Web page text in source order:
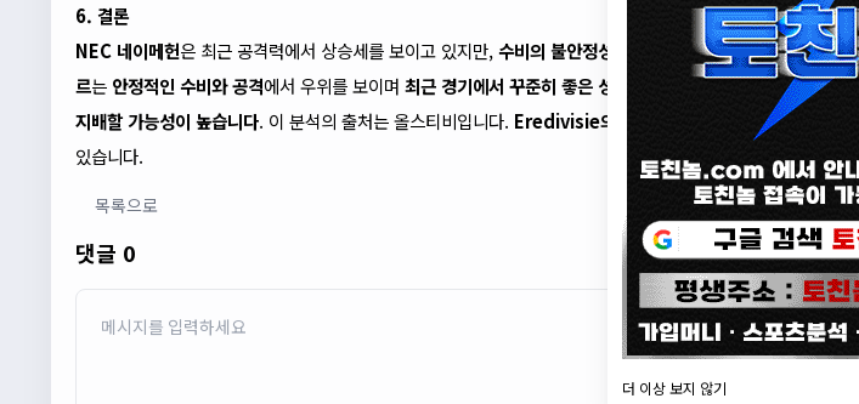
6. 결론
NEC 네이메헌은 최근 공격력에서 상승세를 보이고 있지만, 수비의 불안정성 후방 빌드업에서의 어려움이
르는 안정적인 수비와 공격에서 우위를 보이며 최근 경기에서 꾸준히 좋은 성적 을 기록하고 있습니다.AZ 알크
지배할 가능성이 높습니다. 이 분석의 출처는 올스티비입니다. Eredivisie의 NEC 네이메헌과 AZ 알크마르
있습니다.
목록으로
댓글 0
더 이상 보지 않기